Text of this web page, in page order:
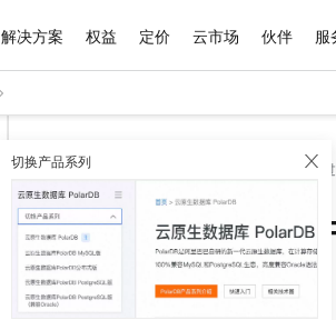
解决方案 权益 定价 云市场 伙伴 服
切换产品系列通过 Terraform 创建VPC边界防火墙来防护通
通过 Terraform 创建
的两个VPC之间的流量
大模型
文本生成
精选产品
大模型服务平台百炼
大模型服务与应用平台
千问大模型
多元化、高性能、安全可靠的大模型服务
无影云电脑
域名
对象
精选解决方案
千问办公，解锁你的工作新方式
企业级Agent产品，直接交付可用成果
Agency Agents：拥有专属领域专家
多领域专家智能体,一键组建 AI 虚拟交付团队
HappyHorse 打造一站式影视创作平台
睿
普惠上云
普惠上云 官方力荐
云服务器38元/年起，超值低价云产品抢先购
官方推荐返现计划
推荐新用户得奖励，单订单最高返9万
云工开物
AI
智启
阿里
至高
产品定价
了解云产品的定价详情
云上成本管理
管理和优化成本
价
自助
价
推动
精选商城
网站建设
多端小程序
Salesforce 国际版订阅
友盟天域
数
数据
身份
短信
成为销售伙伴
分销伙伴
咨询伙伴
销售伙伴合作计划
成
产
产品
售前咨询
在线服务
售后服务
自助服务
企
企业
企业
为什么选择阿里云
什么是云计算
技术领先
稳定可靠
安全合规
最
云上
云栖
云上